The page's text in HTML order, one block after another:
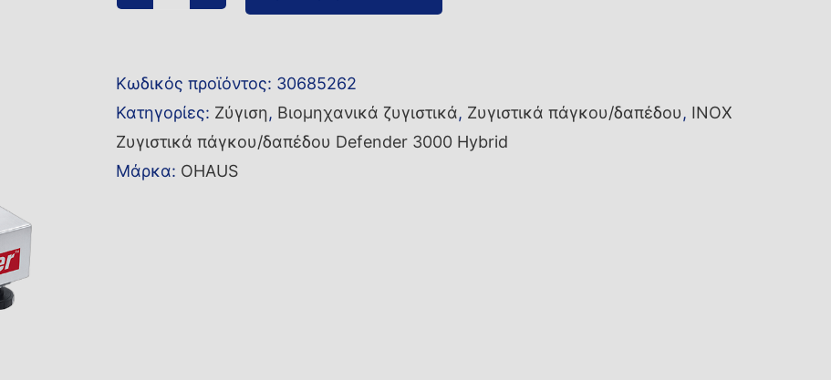
i-
D33XW15B1R1EU-
M
ποσότητα
Κωδικός προϊόντος: 30685262
Κατηγορίες: Ζύγιση, Βιομηχανικά ζυγιστικά, Ζυγιστικά πάγκου/δαπέδου, INOX
Ζυγιστικά πάγκου/δαπέδου Defender 3000 Hybrid
Μάρκα: OHAUS